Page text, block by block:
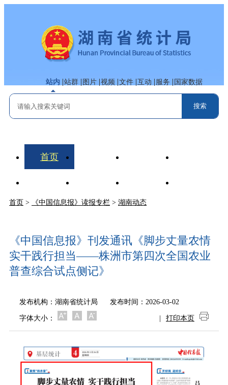
站内 站群 图片 视频 文件 互动 服务 国家数据
首页 机构职能 动态要闻
政务公开 政务服务 互动交流
首页 > 《中国信息报》读报专栏 > 湖南动态
《中国信息报》刊发通讯《脚步丈量农情
实干践行担当——株洲市第四次全国农业
普查综合试点侧记》
发布机构： 湖南省统计局 发布时间：2026-03-02
打印本页
|
字体大小：